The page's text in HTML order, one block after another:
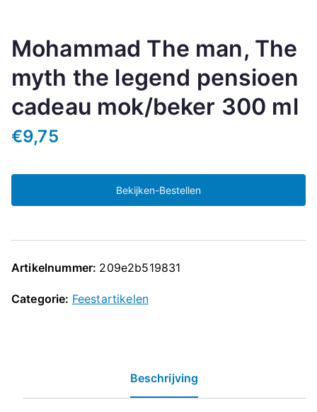
Mohammad The man, The
myth the legend pensioen
cadeau mok/beker 300 ml
€9,75
Bekijken-Bestellen
Artikelnummer: 209e2b519831
Categorie: Feestartikelen
Beschrijving